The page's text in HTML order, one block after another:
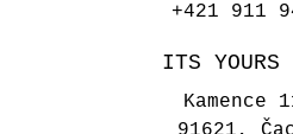
+421 911
ITS
Kamence